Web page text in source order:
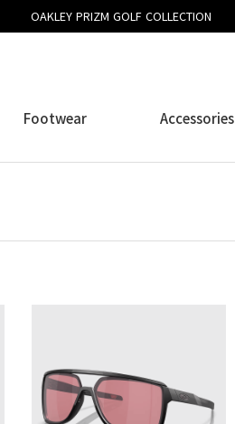
OAKLEY PRIZM GOLF COLLECTION
Footwear Accessories